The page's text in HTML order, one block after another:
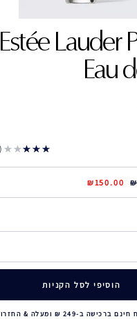
Estée Lauder
Eau
₪150.00
הוסיפי לסל הקניות